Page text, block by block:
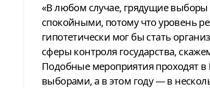
«В любом случае, грядущие
спокойными, потому что уровень
гипотетически мог бы стать
сферы контроля государства,
Подобные мероприятия проходят в
выборами, а в этом году — в